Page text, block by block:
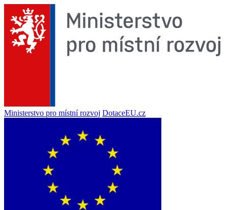
Ministerstvo pro místní rozvoj DotaceEU.cz